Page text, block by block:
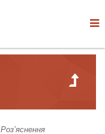
Роз’яснення